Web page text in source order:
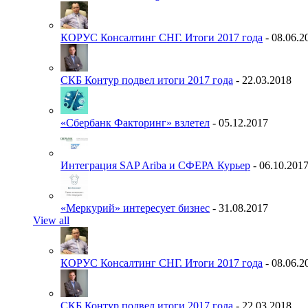
КОРУС Консалтинг СНГ. Итоги 2017 года -
СКБ Контур подвел итоги 2017 года - 22.03.2018
«Сбербанк Факторинг» взлетел - 05.12.2017
Интеграция SAP Ariba и СФЕРА Курьер - 06.10.2017
«Меркурий» интересует бизнес - 31.08.2017
View all
КОРУС Консалтинг СНГ. Итоги 2017 года -